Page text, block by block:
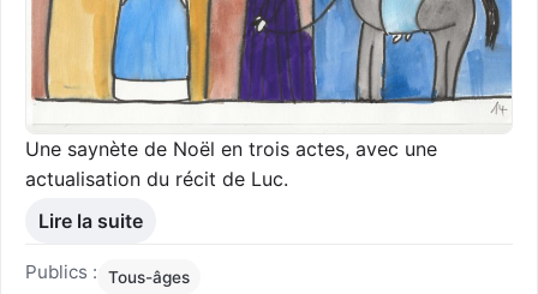
Une saynète de Noël en trois actes, avec une
actualisation du récit de Luc.
Lire la suite
Publics : Tous-âges